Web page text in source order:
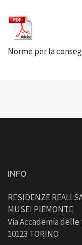
Norme per la
INFO
RESIDENZE REALI
MUSEI PIEMONTE
Via Accademia delle
10123 TORINO